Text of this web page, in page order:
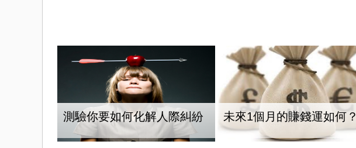
測驗你要如何化解人際糾紛 未來1個月的賺錢運如何？